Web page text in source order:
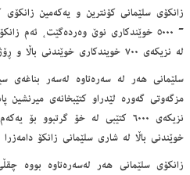
لە نزیکەی ٧٠٠ خویندکاری خوێندنی باڵا و ڕۆژ لە دوای ڕۆژ لە گەشەسەندن و پێشکەوتندایە.
سلێمانی ھەر لە سەرەتاوە لەسەر بناغەی
مزگەوتی گەورە لێدراو کتێبخانەی میرنشین
خوێندنی باڵا لە شاری سلێمانی زانکۆ
زانکۆی سلێمانی هه‌ر له‌سه‌ره‌تاوه‌ بووە